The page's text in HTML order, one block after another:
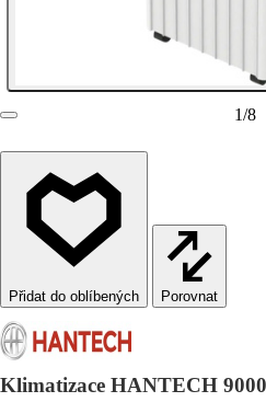
1/8
Porovnat
Klimatizace HANTECH